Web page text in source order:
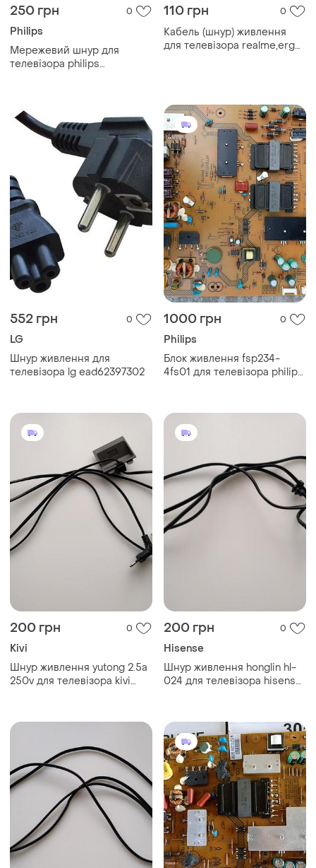
250 грн 0
Philips
Мережевий шнур для
телевізора philips
110 грн 0
Кабель (шнур) живлення
для телевізора realme,ergo
552 грн 0
LG
Шнур живлення для
телевізора lg ead62397302
1000 грн 0
Philips
Блок живлення fsp234-
4fs01 для телевізора philips
200 грн 0
Kivi
Шнур живлення yutong 2.5a
250v для телевізора kivi
200 грн 0
Hisense
Шнур живлення honglin hl-
024 для телевізора hisense